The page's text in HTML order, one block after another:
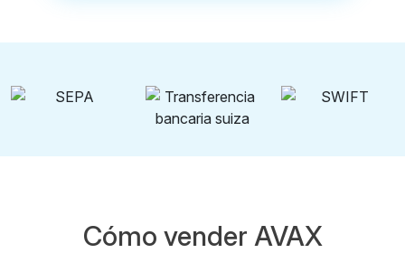
Cómo vender AVAX